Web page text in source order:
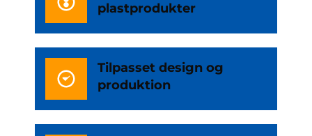
plastprodukter
Tilpasset design og
produktion